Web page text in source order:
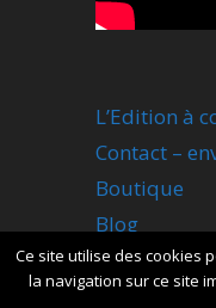
L’Edition à
Contact –
Boutique
Blog
Flux RSS
Plan du site
Ce site utilise des cookies
la navigation sur ce site